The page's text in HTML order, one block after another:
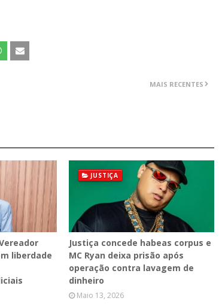
MAIS RECENTES
liberdade
JUSTIÇA
Justiça concede habeas corpus e
MC Ryan deixa prisão após
operação contra lavagem de
dinheiro
Maio 13, 2026